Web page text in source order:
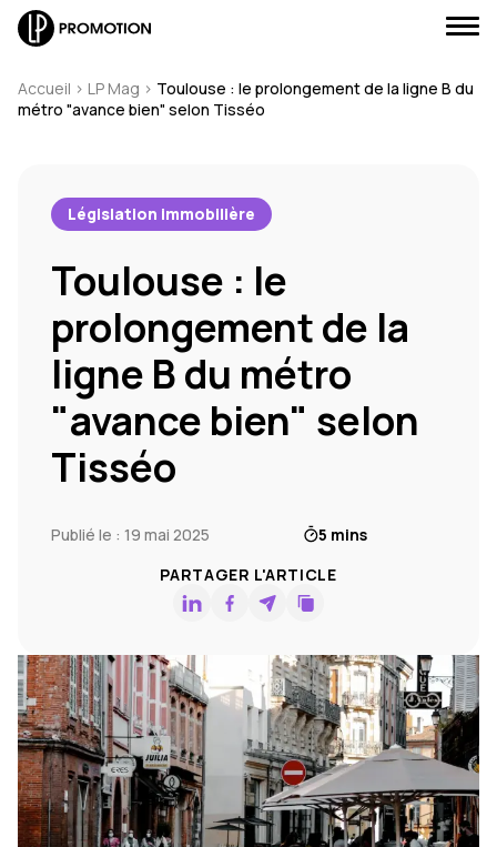
Accueil > LP Mag > Toulouse : le prolongement de la ligne B du
métro "avance bien" selon Tisséo
Législation immobilière
Toulouse : le
prolongement de la
ligne B du métro
"avance bien" selon
Tisséo
Publié le : 19 mai 2025
5 mins
PARTAGER L'ARTICLE
J'envoie un message
J'appelle un conseiller
Je suis rappelé(e)